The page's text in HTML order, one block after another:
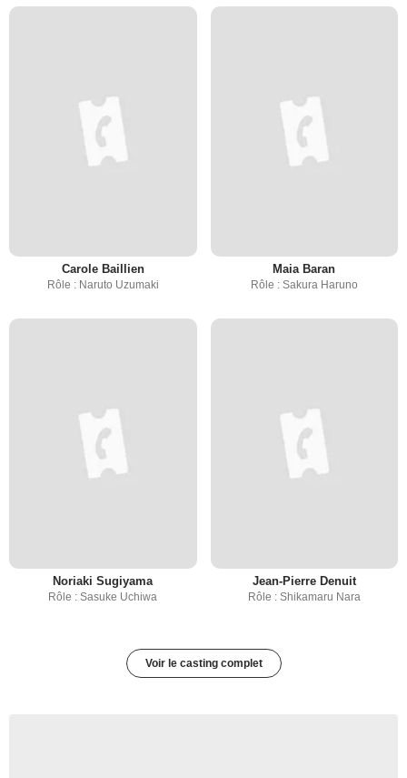
Carole Baillien
Rôle : Naruto Uzumaki
Maia Baran
Rôle : Sakura Haruno
Noriaki Sugiyama
Rôle : Sasuke Uchiwa
Jean-Pierre Denuit
Rôle : Shikamaru Nara
Voir le casting complet